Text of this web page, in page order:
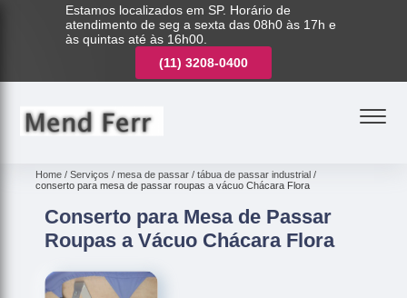
Estamos localizados em SP. Horário de
atendimento de seg a sexta das 08h0 às 17h e
às quintas até às 16h00.
(11) 3208-0400
Home Serviços mesa de passar
tábua de passar industrial
conserto para mesa de passar roupas a vácuo Chácara Flora
Conserto para Mesa de Passar
Roupas a Vácuo Chácara Flora